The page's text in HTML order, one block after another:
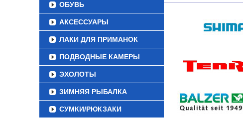
ОБУВЬ
АКСЕССУАРЫ
ЛАКИ ДЛЯ ПРИМАНОК
ПОДВОДНЫЕ КАМЕРЫ
ЭХОЛОТЫ
ЗИМНЯЯ РЫБАЛКА
СУМКИ/РЮКЗАКИ